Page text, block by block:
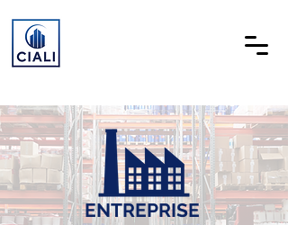
ENTREPRISE